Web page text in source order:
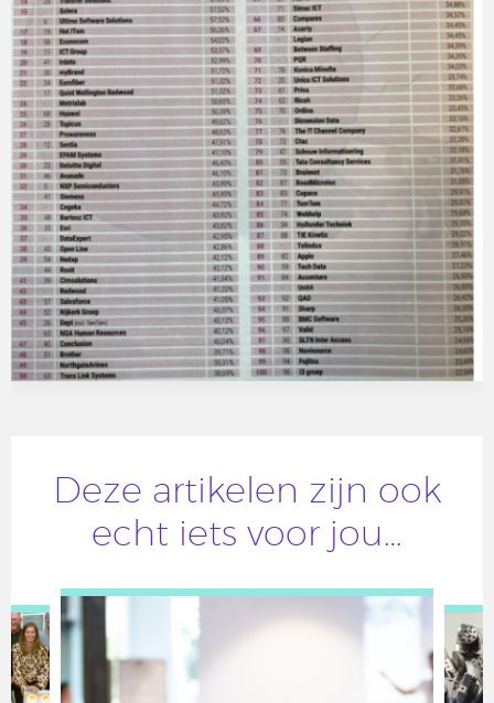
Deze artikelen zijn ook
echt iets voor jou…